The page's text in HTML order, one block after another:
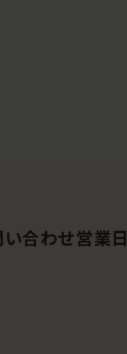
合わせ営業日